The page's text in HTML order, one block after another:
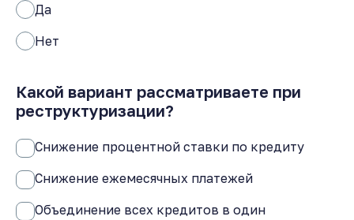
Да
Нет
Какой вариант рассматриваете при
реструктуризации?
Снижение процентной ставки по кредиту
Снижение ежемесячных платежей
Объединение всех кредитов в один